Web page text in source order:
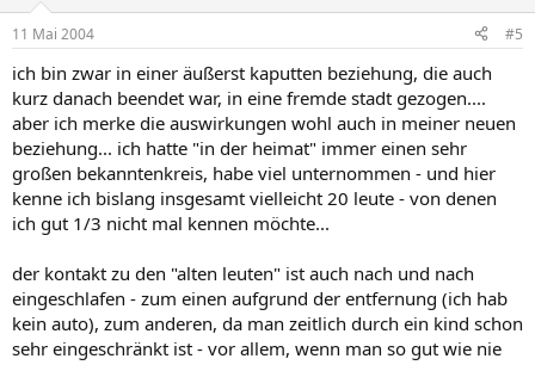
11 Mai 2004 #5
ich bin zwar in einer äußerst kaputten beziehung, die auch
kurz danach beendet war, in eine fremde stadt gezogen....
aber ich merke die auswirkungen wohl auch in meiner neuen
beziehung... ich hatte "in der heimat" immer einen sehr
großen bekanntenkreis, habe viel unternommen - und hier
kenne ich bislang insgesamt vielleicht 20 leute - von denen
ich gut 1/3 nicht mal kennen möchte...
der kontakt zu den "alten leuten" ist auch nach und nach
eingeschlafen - zum einen aufgrund der entfernung (ich hab
kein auto), zum anderen, da man zeitlich durch ein kind schon
sehr eingeschränkt ist - vor allem, wenn man so gut wie nie